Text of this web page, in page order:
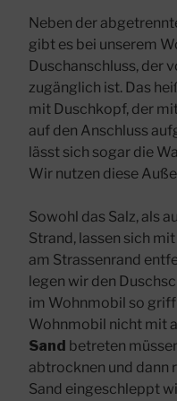
Neben der
gibt es bei unserem
Duschanschluss, der
zugänglich ist. Das
mit Duschkopf, der
auf den Anschluss
lässt sich sogar die
Wir nutzen diese
Sowohl das Salz, als
Strand, lassen sich
am Strassenrand
legen wir den
im Wohnmobil so
Wohnmobil nicht mit
Sand betreten
abtrocknen und dann
Sand eingeschleppt